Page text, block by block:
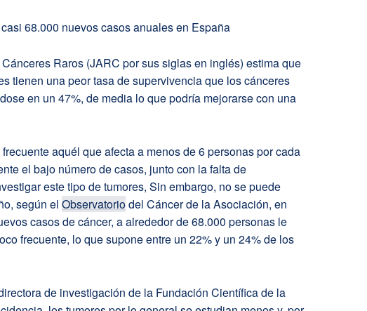
68.000 nuevos casos anuales en España
Raros (JARC por sus siglas en inglés) estima que
tienen una peor tasa de supervivencia que los cánceres
en un 47%, de media lo que podría mejorarse con una
aquél que afecta a menos de 6 personas por cada
el bajo número de casos, junto con la falta de
este tipo de tumores, Sin embargo, no se puede
según el Observatoriodel Cáncer de la Asociación, en
casos de cáncer, a alrededor de 68.000 personas le
frecuente, lo que supone entre un 22% y un 24% de los
de investigación de la Fundación Científica de la